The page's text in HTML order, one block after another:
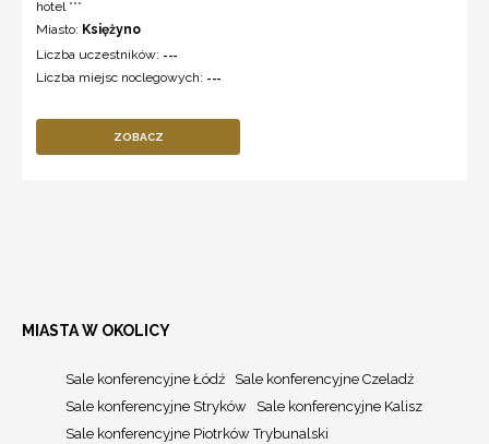
hotel ***
Miasto: Księżyno
Liczba uczestników: ---
Liczba miejsc noclegowych: ---
ZOBACZ
MIASTA W OKOLICY
Sale konferencyjne Łódź
Sale konferencyjne Czeladź
Sale konferencyjne Stryków
Sale konferencyjne Kalisz
Sale konferencyjne Piotrków Trybunalski